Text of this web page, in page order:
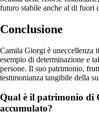
futuro stabile anche al di fuori
Conclusione
Camila Giorgi è uneccellenza
esempio di determinazione e
persone. Il suo patrimonio,
testimonianza tangibile della
Qual è il patrimonio di
accumulato?